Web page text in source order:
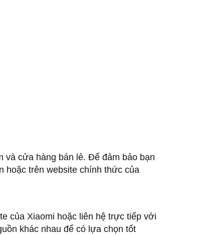
và cửa hàng bán lẻ. Để đảm bảo bạn
hoặc trên website chính thức của
của Xiaomi hoặc liên hệ trực tiếp với
khác nhau để có lựa chọn tốt